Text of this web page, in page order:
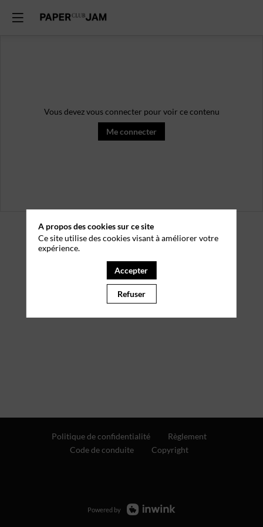
Vous devez vous connecter pour voir ce contenu
Me connecter
Politique de confidentialité
Règlement
Code de conduite
Copyright
Powered by
A propos des cookies sur ce site
Ce site utilise des cookies visant à améliorer votre
expérience.
Accepter
Refuser